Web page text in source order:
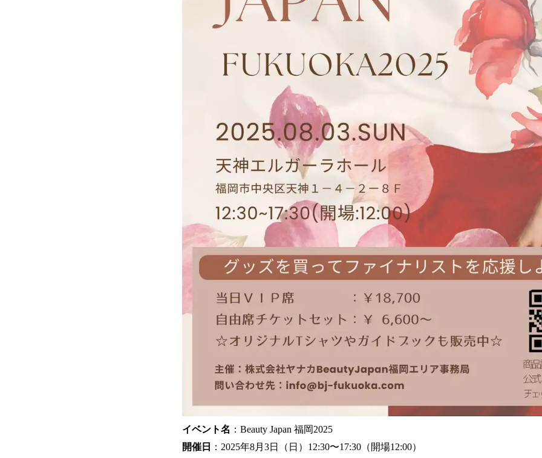
イベント名 ：Beauty Japan 福岡2025
開催日
：2025年8月3日（日）12:30〜17:30（開場12:00）